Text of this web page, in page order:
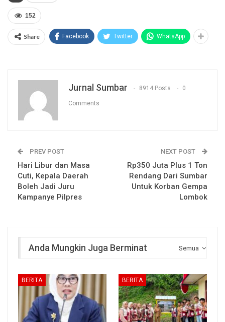
152
Share Facebook Twitter WhatsApp
Jurnal Sumbar 8914 Posts 0
Comments
PREV POST
Hari Libur dan Masa
Cuti, Kepala Daerah
Boleh Jadi Juru
Kampanye Pilpres
NEXT POST
Rp350 Juta Plus 1 Ton
Rendang Dari Sumbar
Untuk Korban Gempa
Lombok
Semua
Anda Mungkin Juga Berminat
BERITA BERITA